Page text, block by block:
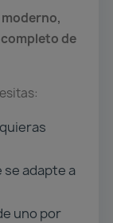
de
se adapte a
uno por